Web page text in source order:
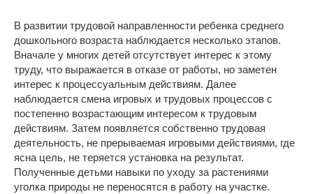
В развитии трудовой направленности ребенка среднего
дошкольного возраста наблюдается несколько этапов.
Вначале у многих детей отсутствует интерес к этому
труду, что выражается в отказе от работы, но заметен
интерес к процессуальным действиям. Далее
наблюдается смена игровых и трудовых процессов с
постепенно возрастающим интересом к трудовым
действиям. Затем появляется собственно трудовая
деятельность, не прерываемая игровыми действиями, где
ясна цель, не теряется установка на результат.
Полученные детьми навыки по уходу за растениями
уголка природы не переносятся в работу на участке.